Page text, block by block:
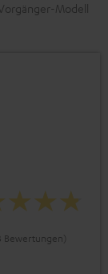
Modell
Bewertungen)